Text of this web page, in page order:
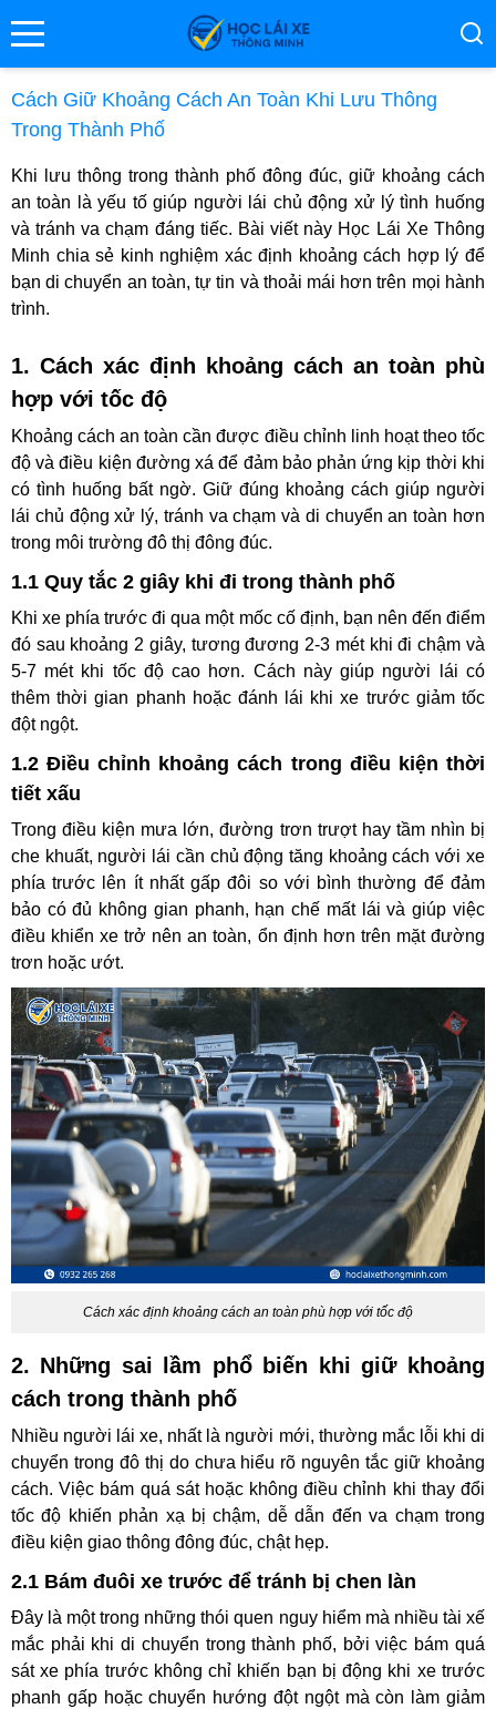
menu
Cách Giữ Khoảng Cách An Toàn Khi Lưu Thông
Trong Thành Phố
Khi lưu thông trong thành phố đông đúc, giữ khoảng cách
an toàn là yếu tố giúp người lái chủ động xử lý tình huống
và tránh va chạm đáng tiếc. Bài viết này Học Lái Xe Thông
Minh chia sẻ kinh nghiệm xác định khoảng cách hợp lý để
bạn di chuyển an toàn, tự tin và thoải mái hơn trên mọi hành
trình.
1. Cách xác định khoảng cách an toàn phù
hợp với tốc độ
Khoảng cách an toàn cần được điều chỉnh linh hoạt theo tốc
độ và điều kiện đường xá để đảm bảo phản ứng kịp thời khi
có tình huống bất ngờ. Giữ đúng khoảng cách giúp người
lái chủ động xử lý, tránh va chạm và di chuyển an toàn hơn
trong môi trường đô thị đông đúc.
1.1 Quy tắc 2 giây khi đi trong thành phố
Khi xe phía trước đi qua một mốc cố định, bạn nên đến điểm
đó sau khoảng 2 giây, tương đương 2-3 mét khi đi chậm và
5-7 mét khi tốc độ cao hơn. Cách này giúp người lái có
thêm thời gian phanh hoặc đánh lái khi xe trước giảm tốc
đột ngột.
1.2 Điều chỉnh khoảng cách trong điều kiện thời
tiết xấu
Trong điều kiện mưa lớn, đường trơn trượt hay tầm nhìn bị
che khuất, người lái cần chủ động tăng khoảng cách với xe
phía trước lên ít nhất gấp đôi so với bình thường để đảm
bảo có đủ không gian phanh, hạn chế mất lái và giúp việc
điều khiển xe trở nên an toàn, ổn định hơn trên mặt đường
trơn hoặc ướt.
Cách xác định khoảng cách an toàn phù hợp với tốc độ
2. Những sai lầm phổ biến khi giữ khoảng
cách trong thành phố
Nhiều người lái xe, nhất là người mới, thường mắc lỗi khi di
chuyển trong đô thị do chưa hiểu rõ nguyên tắc giữ khoảng
cách. Việc bám quá sát hoặc không điều chỉnh khi thay đổi
tốc độ khiến phản xạ bị chậm, dễ dẫn đến va chạm trong
điều kiện giao thông đông đúc, chật hẹp.
2.1 Bám đuôi xe trước để tránh bị chen làn
Đây là một trong những thói quen nguy hiểm mà nhiều tài xế
mắc phải khi di chuyển trong thành phố, bởi việc bám quá
sát xe phía trước không chỉ khiến bạn bị động khi xe trước
phanh gấp hoặc chuyển hướng đột ngột mà còn làm giảm